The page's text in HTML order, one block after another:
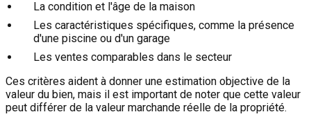
La condition et l'âge de la maison
Les caractéristiques spécifiques, comme la présence
d'une piscine ou d'un garage
Les ventes comparables dans le secteur
Ces critères aident à donner une estimation objective de la
valeur du bien, mais il est important de noter que cette valeur
peut différer de la valeur marchande réelle de la propriété.